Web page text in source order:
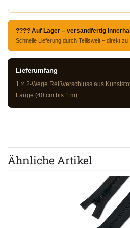
???? Auf Lager – versandfertig
Schnelle Lieferung durch Telliswelt – direkt zu
Lieferumfang
1 × 2-Wege Reißverschluss aus
Länge (40 cm bis 1 m)
Ähnliche Artikel